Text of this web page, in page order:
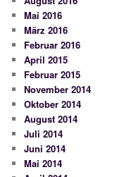
Mai 2016
März 2016
Februar 2016
April 2015
Februar 2015
November 2014
Oktober 2014
August 2014
Juli 2014
Juni 2014
Mai 2014